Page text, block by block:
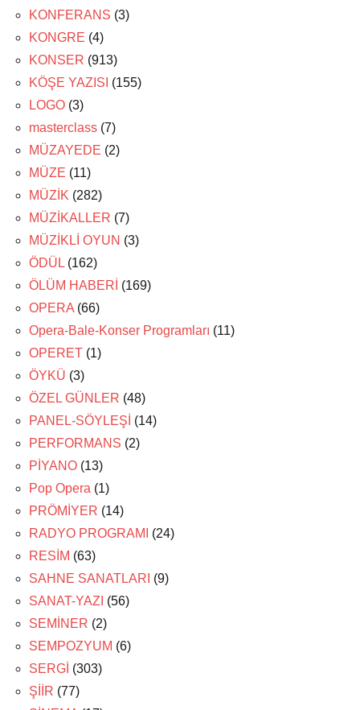
KONFERANS (3)
KONGRE (4)
KONSER (913)
KÖŞE YAZISI (155)
LOGO (3)
masterclass (7)
MÜZAYEDE (2)
MÜZE (11)
MÜZİK (282)
MÜZİKALLER (7)
MÜZİKLİ OYUN (3)
ÖDÜL (162)
ÖLÜM HABERİ (169)
OPERA (66)
Opera-Bale-Konser Programları (11)
OPERET (1)
ÖYKÜ (3)
ÖZEL GÜNLER (48)
PANEL-SÖYLEŞİ (14)
PERFORMANS (2)
PİYANO (13)
Pop Opera (1)
PRÖMİYER (14)
RADYO PROGRAMI
(24)
RESİM (63)
SAHNE SANATLARI (9)
SANAT-YAZI (56)
SEMİNER (2)
SEMPOZYUM (6)
SERGİ (303)
ŞİİR (77)